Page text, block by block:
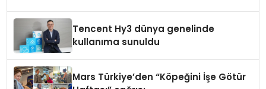
Tencent Hy3 dünya genelinde
kullanıma sunuldu
Mars Türkiye’den “Köpeğini İşe Götür